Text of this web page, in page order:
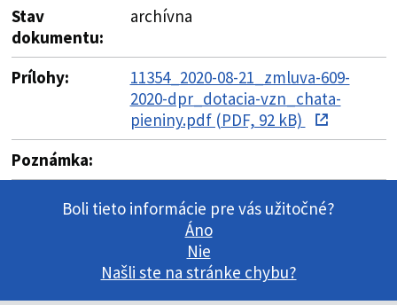
Stav
dokumentu:
archívna
Prílohy:
11354_2020-08-21_zmluva-609-
2020-dpr_dotacia-vzn_chata-
pieniny.pdf (PDF, 92 kB)
Poznámka:
Boli tieto informácie pre vás užitočné?
Áno
Nie
Našli ste na stránke chybu?